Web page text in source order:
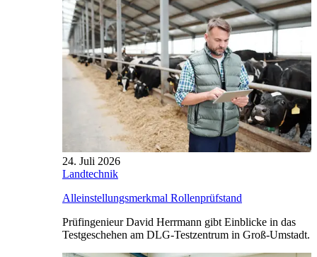
24. Juli 2026
Landtechnik
Alleinstellungsmerkmal Rollenprüfstand
Prüfingenieur David Herrmann gibt Einblicke in das
Testgeschehen am DLG-Testzentrum in Groß-Umstadt.